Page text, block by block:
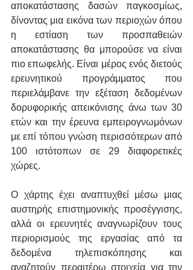
αποκατάστασης δασών παγκοσμίως,
δίνοντας μια εικόνα των περιοχών όπου
η εστίαση των προσπαθειών
αποκατάστασης θα μπορούσε να είναι
πιο επωφελής. Είναι μέρος ενός διετούς
ερευνητικού προγράμματος που
περιελάμβανε την εξέταση δεδομένων
δορυφορικής απεικόνισης άνω των 30
ετών και την έρευνα εμπειρογνωμόνων
με επί τόπου γνώση περισσότερων από
100 ιστότοπων σε 29 διαφορετικές
χώρες.
Ο χάρτης έχει αναπτυχθεί μέσω μιας
αυστηρής επιστημονικής προσέγγισης,
αλλά οι ερευνητές αναγνωρίζουν τους
περιορισμούς της εργασίας από τα
δεδομένα τηλεπισκόπησης και
αναζητούν περαιτέρω στοιχεία για την